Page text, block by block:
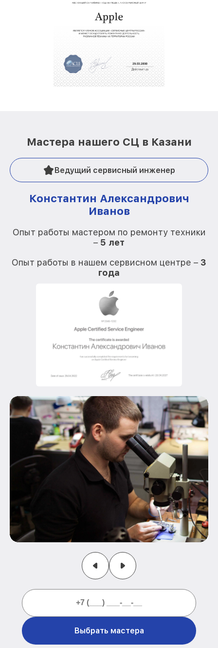
Мастера нашего СЦ в Казани
Ведущий сервисный инженер
Константин Александрович
Иванов
Опыт работы мастером по ремонту техники
– 5 лет
Опыт работы в нашем сервисном центре – 3
года
Выбрать мастера